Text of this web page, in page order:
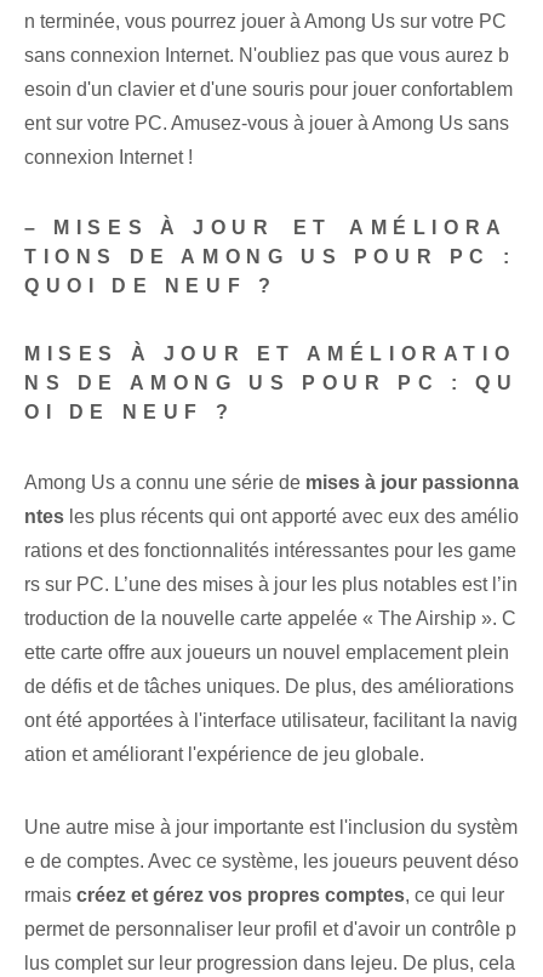
n terminée, vous pourrez jouer à Among Us sur votre PC
sans connexion Internet. N'oubliez pas que vous aurez b
esoin d'un clavier et d'une souris pour jouer confortablem
ent sur votre PC. Amusez-vous à jouer à Among ⁤Us sans
connexion Internet !
– MISES À JOUR⁢ ET ⁢AMÉLIORA
TIONS DE‌ AMONG ‌US POUR PC :
QUOI DE NEUF ?
MISES À JOUR ET AMÉLIORATIO
NS DE AMONG US POUR PC : QU
OI DE NEUF ?
Among Us a connu une série de mises à jour passionna
ntes les plus récents qui ont apporté avec eux des amélio
rations⁣ et des fonctionnalités intéressantes pour les ⁢game
rs⁤ sur PC. L’une des mises à jour les plus notables est l’in
troduction de la nouvelle carte appelée « The Airship ». C
ette carte offre aux joueurs un nouvel emplacement plein
de défis et de tâches uniques. De plus, des améliorations
ont été apportées à l'interface utilisateur, facilitant la navig
ation et améliorant l'expérience de jeu globale.
Une autre mise à jour importante est l'inclusion du systèm
e de comptes. Avec ce système, les joueurs peuvent déso
rmais créez et gérez vos propres comptes⁢, ce qui leur
permet de ⁤personnaliser‌ leur profil et d'avoir un contrôle p
lus complet sur leur progression dans ‌le⁣jeu. De plus, cela